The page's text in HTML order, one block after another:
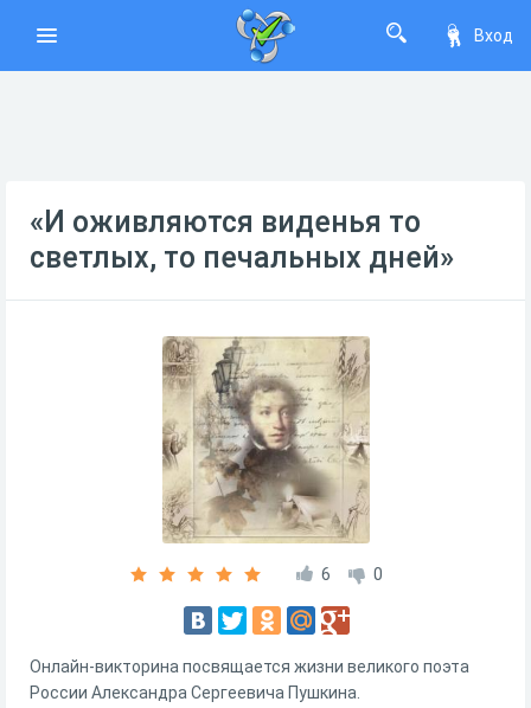
Вход
«И оживляются виденья то
светлых, то печальных дней»
6 0
Онлайн-викторина посвящается жизни великого поэта
России Александра Сергеевича Пушкина.